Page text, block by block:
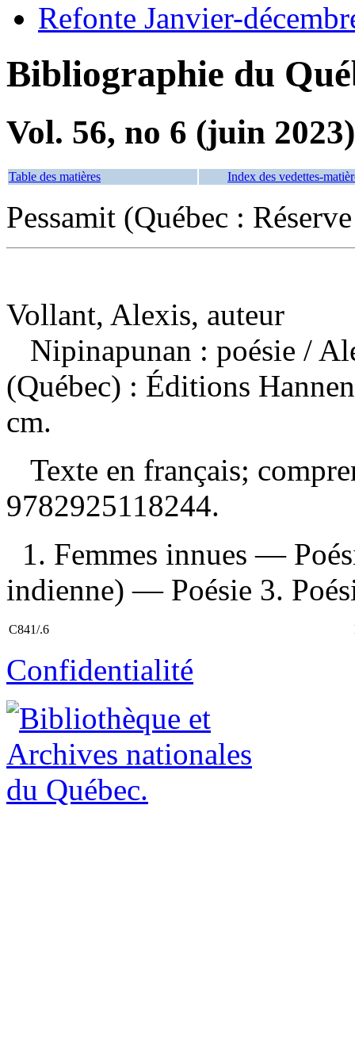
Refonte Janvier-
Bibliographie du
Vol. 56, no 6 (juin 2023)
Table des matières Index des vedettes-
Pessamit (Québec :
Vollant, Alexis, auteur
Nipinapunan : poésie /
(Québec) : Éditions
cm.
Texte en français;
9782925118244.
1. Femmes innues —
indienne) — Poésie 3.
C841/.6
Confidentialité